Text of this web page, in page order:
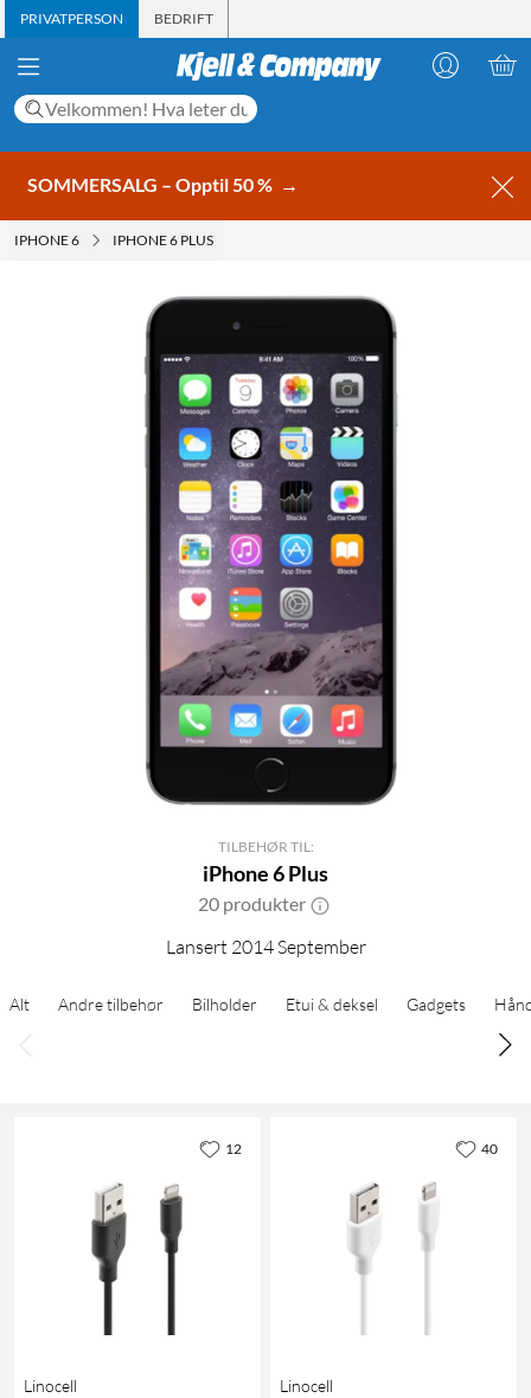
PRIVATPERSON BEDRIFT
SOMMERSALG – Opptil 50 % →
IPHONE 6 IPHONE 6 PLUS
TILBEHØR TIL:
iPhone 6 Plus
20 produkter
Lansert 2014 September
Alt Andre tilbehør Bilholder Etui & deksel Gadgets
Linocell
12
Linocell
40